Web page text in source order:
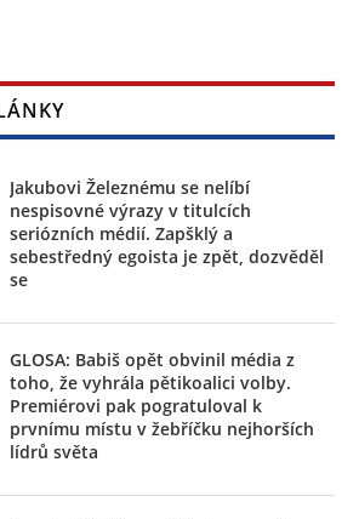
Jakubovi Železnému se nelíbí
nespisovné výrazy v titulcích
seriózních médií. Zapšklý a
sebestředný egoista je zpět, dozvěděl
se
GLOSA: Babiš opět obvinil média z
toho, že vyhrála pětikoalici volby.
Premiérovi pak pogratuloval k
prvnímu místu v žebříčku nejhorších
lídrů světa